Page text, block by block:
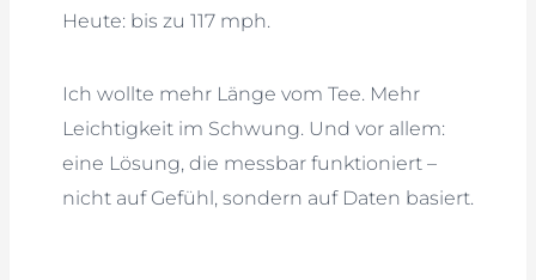
Heute: bis zu 117 mph.
Ich wollte mehr Länge vom Tee. Mehr
Leichtigkeit im Schwung. Und vor allem:
eine Lösung, die messbar funktioniert –
nicht auf Gefühl, sondern auf Daten basiert.